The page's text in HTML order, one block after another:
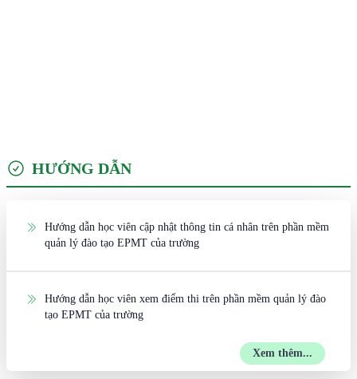
HƯỚNG DẪN
Hướng dẫn học viên cập nhật thông tin cá nhân trên phần mềm
quản lý đào tạo EPMT của trường
Hướng dẫn học viên xem điểm thi trên phần mềm quản lý đào
tạo EPMT của trường
Xem thêm...